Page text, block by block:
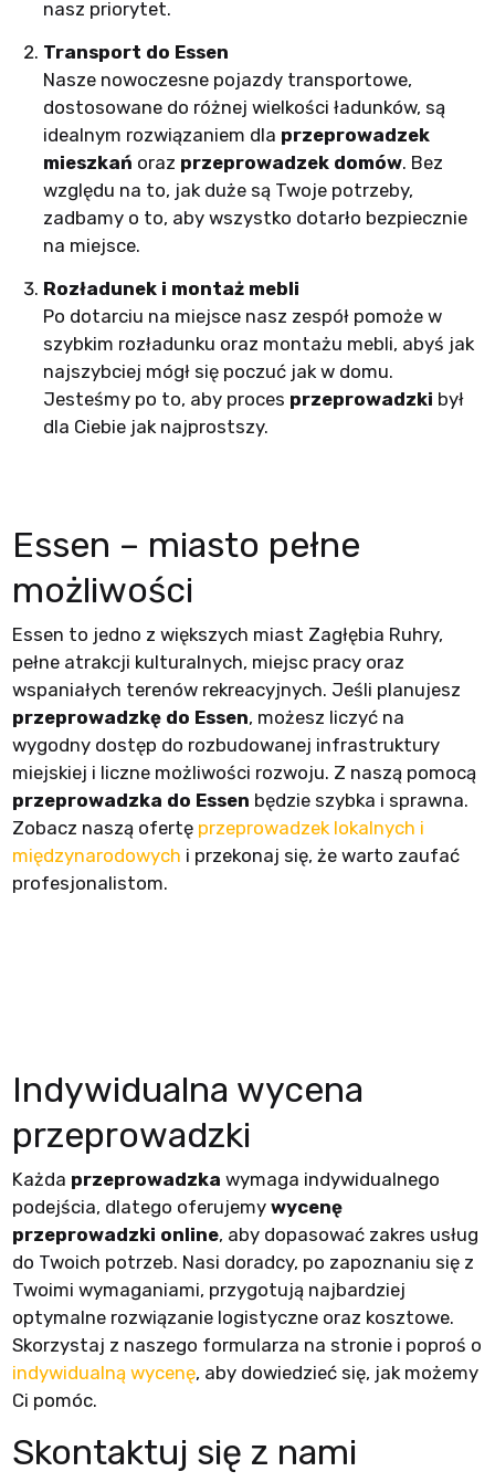
nasz priorytet.
Transport do Essen
Nasze nowoczesne pojazdy transportowe,
dostosowane do różnej wielkości ładunków, są
idealnym rozwiązaniem dla przeprowadzek
mieszkań oraz przeprowadzek domów. Bez
względu na to, jak duże są Twoje potrzeby,
zadbamy o to, aby wszystko dotarło bezpiecznie
na miejsce.
Rozładunek i montaż mebli
Po dotarciu na miejsce nasz zespół pomoże w
szybkim rozładunku oraz montażu mebli, abyś jak
najszybciej mógł się poczuć jak w domu.
Jesteśmy po to, aby proces przeprowadzki był
dla Ciebie jak najprostszy.
Essen – miasto pełne
możliwości
Essen to jedno z większych miast Zagłębia Ruhry,
pełne atrakcji kulturalnych, miejsc pracy oraz
wspaniałych terenów rekreacyjnych. Jeśli planujesz
przeprowadzkę do Essen, możesz liczyć na
wygodny dostęp do rozbudowanej infrastruktury
miejskiej i liczne możliwości rozwoju. Z naszą pomocą
przeprowadzka do Essen będzie szybka i sprawna.
Zobacz naszą ofertę przeprowadzek lokalnych i
międzynarodowych i przekonaj się, że warto zaufać
profesjonalistom.
Indywidualna wycena
przeprowadzki
Każda przeprowadzka wymaga indywidualnego
podejścia, dlatego oferujemy wycenę
przeprowadzki online, aby dopasować zakres usług
do Twoich potrzeb. Nasi doradcy, po zapoznaniu się z
Twoimi wymaganiami, przygotują najbardziej
optymalne rozwiązanie logistyczne oraz kosztowe.
Skorzystaj z naszego formularza na stronie i poproś o
indywidualną wycenę, aby dowiedzieć się, jak możemy
Ci pomóc.
Skontaktuj się z nami